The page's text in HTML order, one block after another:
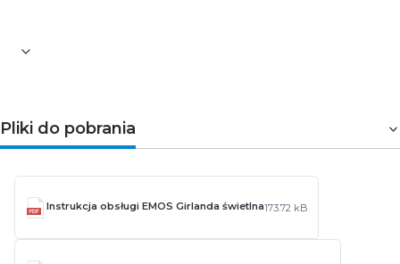
Pliki do pobrania
Instrukcja obsługi EMOS Girlanda świetlna173.72 kB